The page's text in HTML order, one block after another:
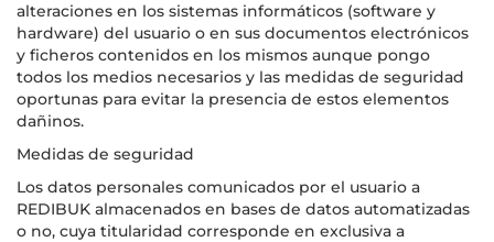
alteraciones en los sistemas informáticos (software y
hardware) del usuario o en sus documentos electrónicos
y ficheros contenidos en los mismos aunque pongo
todos los medios necesarios y las medidas de seguridad
oportunas para evitar la presencia de estos elementos
dañinos.
Medidas de seguridad
Los datos personales comunicados por el usuario a
REDIBUK almacenados en bases de datos automatizadas
o no, cuya titularidad corresponde en exclusiva a